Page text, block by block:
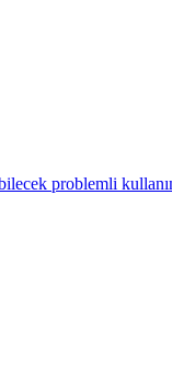
problemli